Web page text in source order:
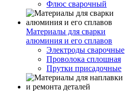
Флюс сварочный
Материалы для сварки
алюминия и его сплавов
Электроды сварочные
Проволока сплошная
Прутки присадочные